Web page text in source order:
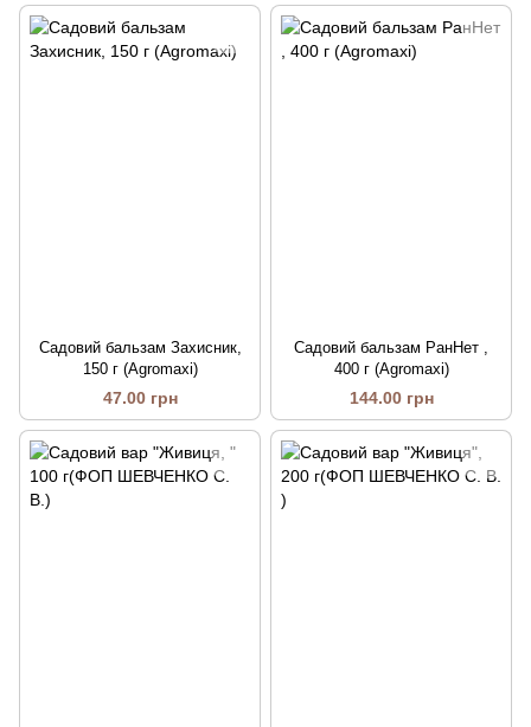
Садовий бальзам Захисник,
150 г (Agromaxi)
47.00 грн
Садовий бальзам РанНет ,
400 г (Agromaxi)
144.00 грн